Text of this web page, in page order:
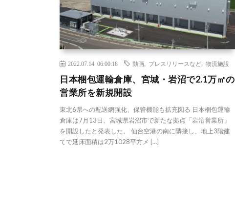
2022.07.14 06:00:18 動画 プレスリリースなど 物流施設
日本梱包運輸倉庫、宮城・岩沼で2.1万㎡の
営業所を新規開設
東北6県への配送網強化、保管機能も拡充図る 日本梱包運輸
倉庫は7月13日、宮城県岩沼市で新たな拠点「岩沼営業所」
を開設したと発表した。 仙台空港の南に隣接し、地上3階建
てで延床面積は2万1028平方メ […]